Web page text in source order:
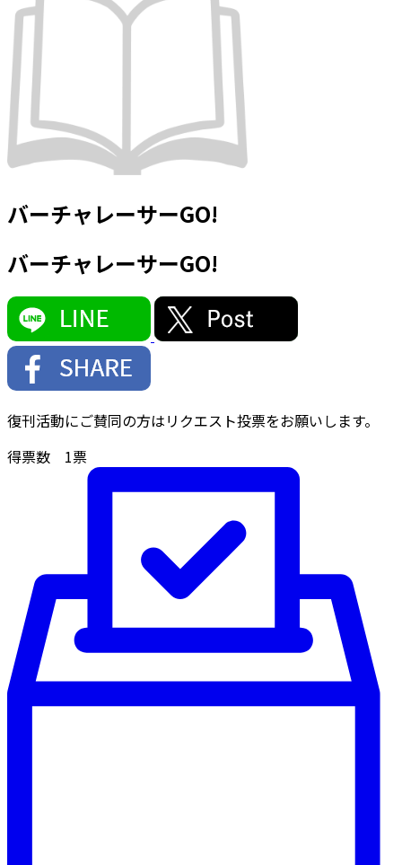
バーチャレーサーGO!
バーチャレーサーGO!
復刊活動にご賛同の方はリクエスト投票をお願いします。
得票数 1票